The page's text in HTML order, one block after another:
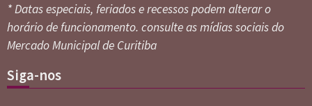
* Datas especiais, feriados e recessos podem alterar o
horário de funcionamento. consulte as mídias sociais do
Mercado Municipal de Curitiba
Siga-nos